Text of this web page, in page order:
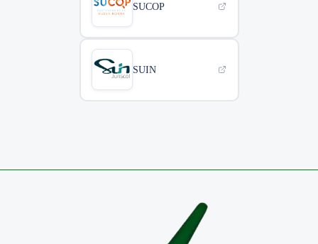
SUCOP
SUIN